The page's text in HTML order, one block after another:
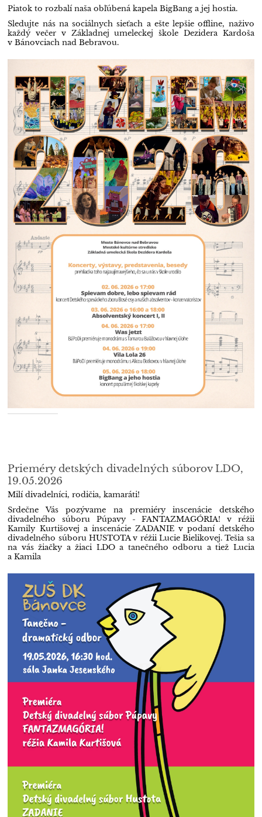
Piatok to rozbalí naša obľúbená kapela BigBang a jej hostia.
Sledujte nás na sociálnych sieťach a ešte lepšie offline, naživo
každý večer v Základnej umeleckej škole Dezidera Kardoša
v Bánovciach nad Bebravou.
Prieméry detských divadelných súborov LDO,
19.05.2026
Milí divadelníci, rodičia, kamaráti!
Srdečne Vás pozývame na premiéry inscenácie detského
divadelného súboru Púpavy - FANTAZMAGÓRIA! v réžii
Kamily Kurtišovej a inscenácie ZADANIE v podaní detského
divadelného súboru HUSTOTA v réžii Lucie Bielikovej. Tešia sa
na vás žiačky a žiaci LDO a tanečného odboru a tiež Lucia
a Kamila